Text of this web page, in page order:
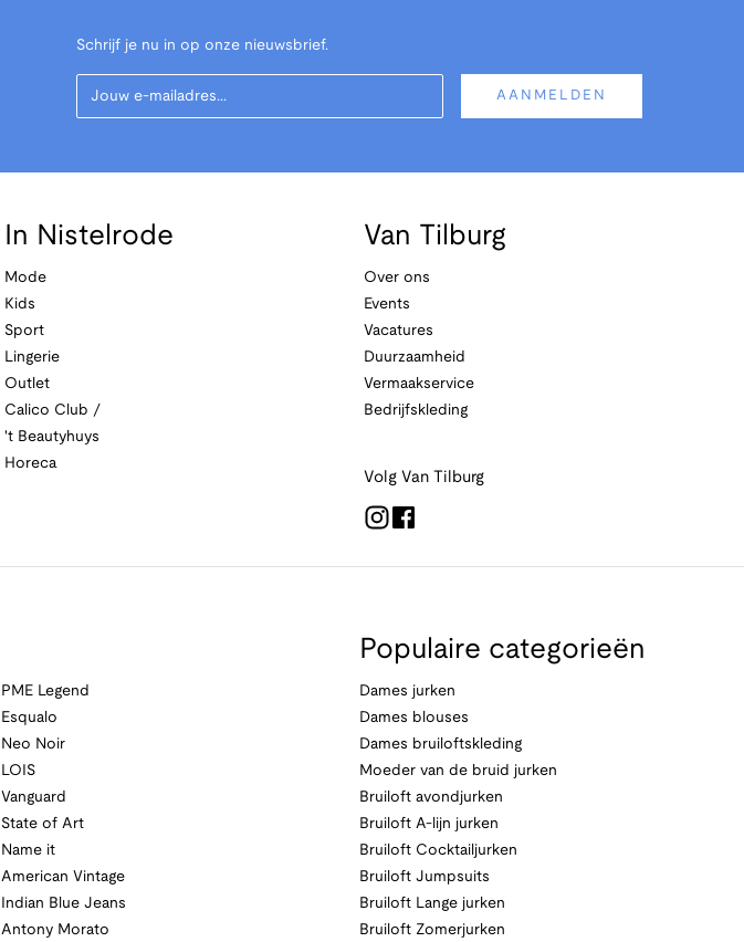
Schrijf je nu in op onze nieuwsbrief.
Your Email
AANMELDEN
In Nistelrode
Mode
Kids
Sport
Lingerie
Outlet
Calico Club /
't Beautyhuys
Horeca
Van Tilburg
Over ons
Events
Vacatures
Duurzaamheid
Vermaakservice
Bedrijfskleding
Volg Van Tilburg
PME Legend
Esqualo
Neo Noir
LOIS
Vanguard
State of Art
Name it
American Vintage
Indian Blue Jeans
Antony Morato
Populaire categorieën
Dames jurken
Dames blouses
Dames bruiloftskleding
Moeder van de bruid jurken
Bruiloft avondjurken
Bruiloft A-lijn jurken
Bruiloft Cocktailjurken
Bruiloft Jumpsuits
Bruiloft Lange jurken
Bruiloft Zomerjurken